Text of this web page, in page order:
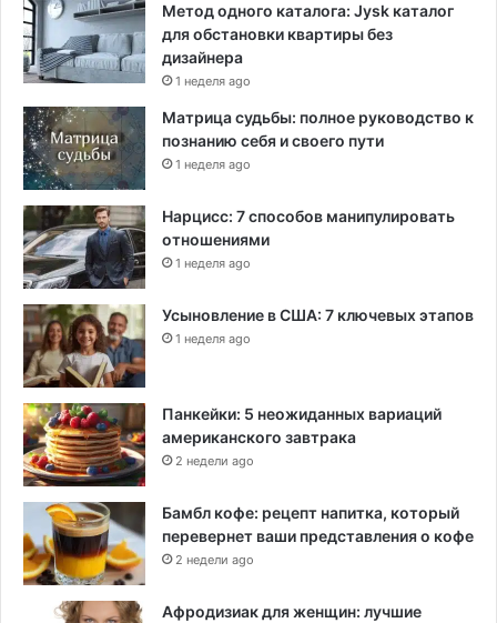
Метод одного каталога: Jysk каталог
для обстановки квартиры без
дизайнера
1 неделя ago
Матрица судьбы: полное руководство к
познанию себя и своего пути
1 неделя ago
Нарцисс: 7 способов манипулировать
отношениями
1 неделя ago
Усыновление в США: 7 ключевых этапов
1 неделя ago
Панкейки: 5 неожиданных вариаций
американского завтрака
2 недели ago
Бамбл кофе: рецепт напитка, который
перевернет ваши представления о кофе
2 недели ago
Афродизиак для женщин: лучшие